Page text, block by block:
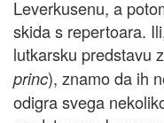
Leverkusenu, a
skida s repertoara.
lutkarsku predstavu
princ), znamo da ih
odigra svega